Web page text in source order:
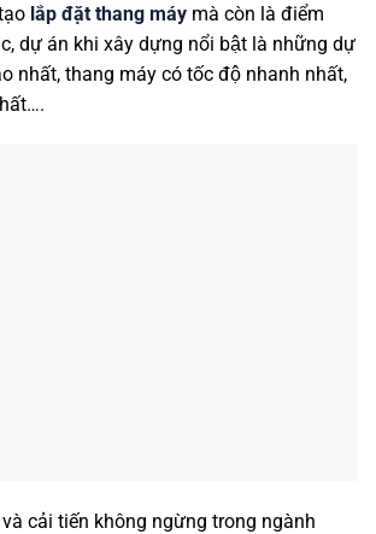
lắp đặt thang máy mà còn là điểm
dự án khi xây dựng nổi bật là những dự
nhất, thang máy có tốc độ nhanh nhất,
cải tiến không ngừng trong ngành